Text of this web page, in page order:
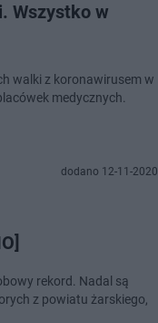
Wszystko w
walki z koronawirusem w
medycznych.
dodano 12-11-2020
rekord. Nadal są
z powiatu żarskiego,